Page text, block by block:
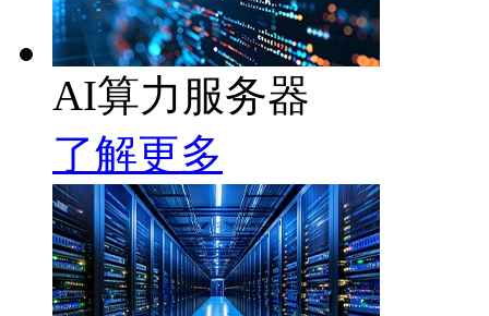
AI算力服务器
了解更多